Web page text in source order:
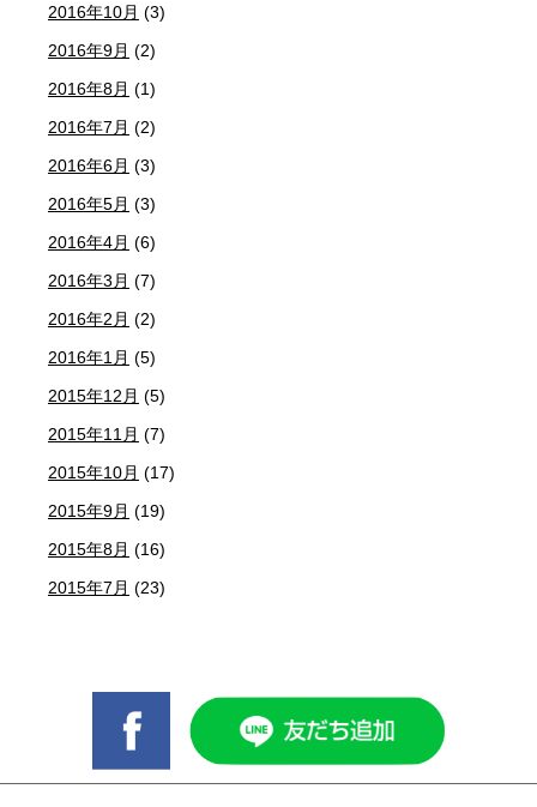
2016年10月 (3)
2016年9月 (2)
2016年8月 (1)
2016年7月 (2)
2016年6月 (3)
2016年5月 (3)
2016年4月 (6)
2016年3月 (7)
2016年2月 (2)
2016年1月 (5)
2015年12月 (5)
2015年11月 (7)
2015年10月 (17)
2015年9月 (19)
2015年8月 (16)
2015年7月 (23)